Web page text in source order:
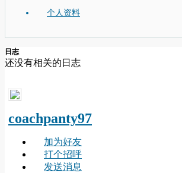
个人资料
日志
还没有相关的日志
coachpanty97
加为好友
打个招呼
发送消息